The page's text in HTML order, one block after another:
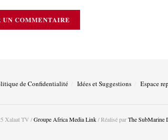
de Confidentialité Idées et Suggestions Espace
Xalaat TV /Groupe Africa Media Link/ Réalisé parThe